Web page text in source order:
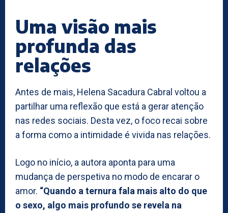
Uma visão mais
profunda das
relações
Antes de mais, Helena Sacadura Cabral voltou a
partilhar uma reflexão que está a gerar atenção
nas redes sociais. Desta vez, o foco recai sobre
a forma como a intimidade é vivida nas relações.
Logo no início, a autora aponta para uma
mudança de perspetiva no modo de encarar o
amor. “Quando a ternura fala mais alto do que
o sexo, algo mais profundo se revela na